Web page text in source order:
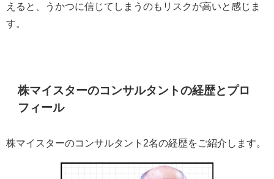
えると、うかつに信じてしまうのもリスクが高いと感じま
す。
株マイスターのコンサルタントの経歴とプロ
フィール
株マイスターのコンサルタント2名の経歴をご紹介します。